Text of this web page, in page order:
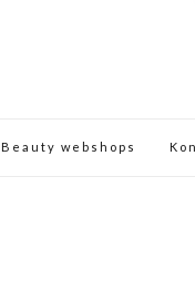
Beauty webshops